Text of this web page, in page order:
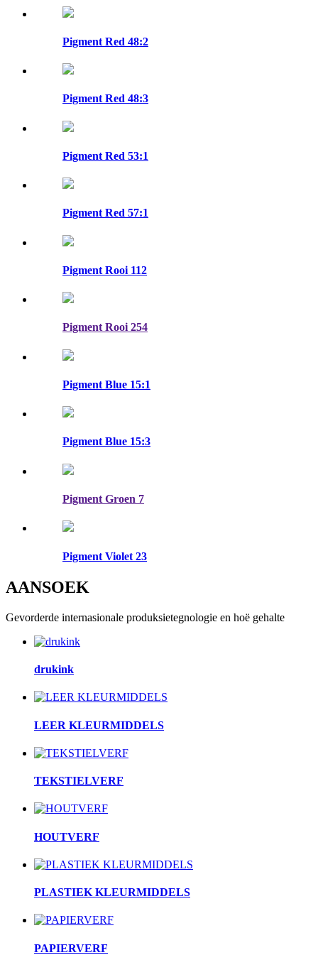
Pigment Red 48:2
Pigment Red 48:3
Pigment Red 53:1
Pigment Red 57:1
Pigment Rooi 112
Pigment Rooi 254
Pigment Blue 15:1
Pigment Blue 15:3
Pigment Groen 7
Pigment Violet 23
AANSOEK
Gevorderde internasionale produksietegnologie en hoë gehalte
drukink
LEER KLEURMIDDELS
TEKSTIELVERF
HOUTVERF
PLASTIEK KLEURMIDDELS
PAPIERVERF